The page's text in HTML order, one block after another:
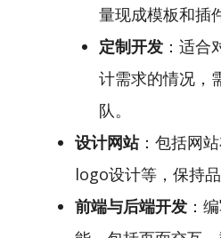
量现成模板和插
定制开发 ：适
计需求的情况，
队。
设计网站：包括网站
logo设计等，保持品
前端与后端开发 ：